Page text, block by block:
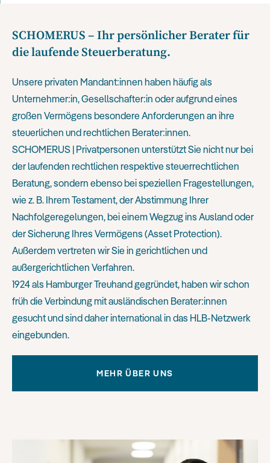
SCHOMERUS – Ihr persönlicher Berater für
die laufende Steuerberatung.
Unsere privaten Mandant:innen haben häufig als
Unternehmer:in, Gesellschafter:in oder aufgrund eines
großen Vermögens besondere Anforderungen an ihre
steuerlichen und rechtlichen Berater:innen.
SCHOMERUS | Privatpersonen unterstützt Sie nicht nur bei
der laufenden rechtlichen respektive steuerrechtlichen
Beratung, sondern ebenso bei speziellen Fragestellungen,
wie z. B. Ihrem Testament, der Abstimmung Ihrer
Nachfolgeregelungen, bei einem Wegzug ins Ausland oder
der Sicherung Ihres Vermögens (Asset Protection).
Außerdem vertreten wir Sie in gerichtlichen und
außergerichtlichen Verfahren.
1924 als Hamburger Treuhand gegründet, haben wir schon
früh die Verbindung mit ausländischen Berater:innen
gesucht und sind daher international in das HLB-Netzwerk
eingebunden.
MEHR ÜBER UNS